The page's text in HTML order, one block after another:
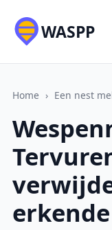
WASPP
Home › Een nest